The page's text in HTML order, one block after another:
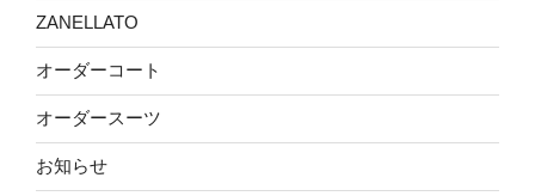
ZANELLATO
オーダーコート
オーダースーツ
お知らせ